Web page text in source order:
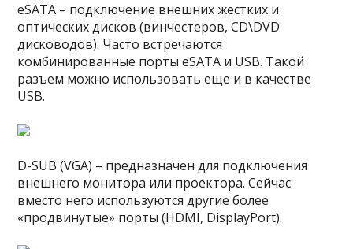
eSATA – подключение внешних жестких и
оптических дисков (винчестеров, CD\DVD
дисководов). Часто встречаются
комбинированные порты eSATA и USB. Такой
разъем можно использовать еще и в качестве
USB.
D-SUB (VGA) – предназначен для подключения
внешнего монитора или проектора. Сейчас
вместо него используются другие более
«продвинутые» порты (HDMI, DisplayPort).